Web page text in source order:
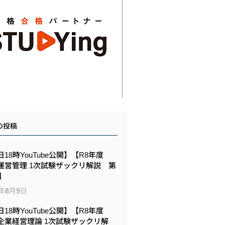
投稿
18時YouTube公開】【R8年度
営管理 1次試験ザックリ解説 第
8月9日
18時YouTube公開】【R8年度
業経営理論 1次試験ザックリ解